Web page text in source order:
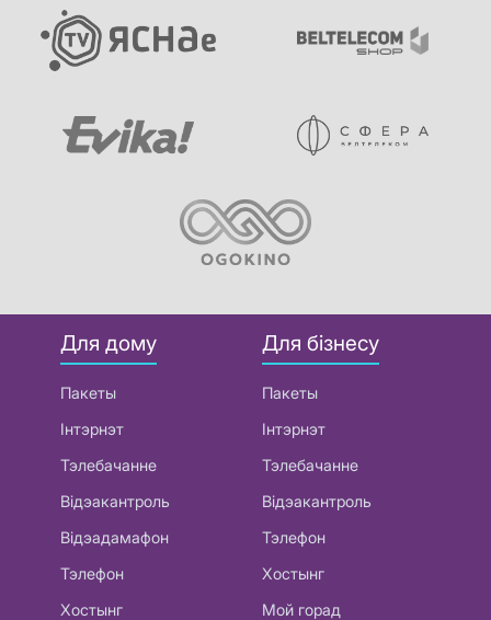
Для дому
Пакеты
Інтэрнэт
Тэлебачанне
Відэакантроль
Відэадамафон
Тэлефон
Хостынг
Для бізнесу
Пакеты
Інтэрнэт
Тэлебачанне
Відэакантроль
Тэлефон
Хостынг
Мой горад